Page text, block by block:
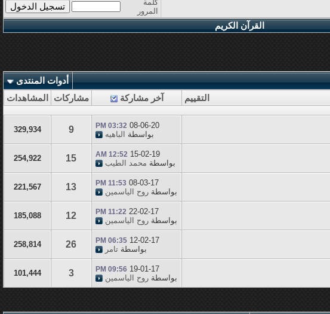
كلمة
المرور
القرآن الكريم
أدوات المنتدى
التقييم
آخر مشاركة مشاركات المشاهدات
08-06-20
03:32 PM
بواسطة الباهيه 9
329,934
15-02-19
12:52 AM
بواسطة محمد الطيب 15
254,922
08-03-17
11:53 PM
بواسطة روح الياسمين 13
221,567
22-02-17
11:22 PM
بواسطة روح الياسمين 12
185,088
12-02-17
06:35 PM
بواسطة تامر 26
258,814
19-01-17
09:56 PM
بواسطة روح الياسمين 3
101,444